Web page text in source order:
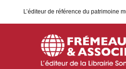
L’éditeur de référence du patrimoine